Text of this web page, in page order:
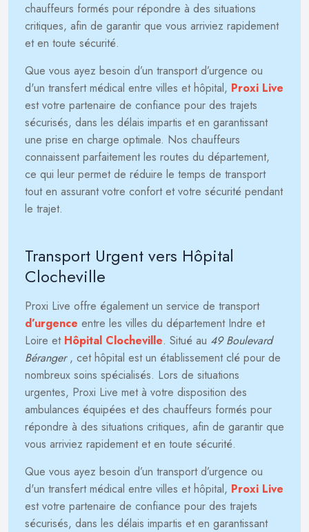
chauffeurs formés pour répondre à des situations
critiques, afin de garantir que vous arriviez rapidement
et en toute sécurité.
Que vous ayez besoin d’un transport d’urgence ou
d'un transfert médical entre villes et hôpital, Proxi Live
est votre partenaire de confiance pour des trajets
sécurisés, dans les délais impartis et en garantissant
une prise en charge optimale. Nos chauffeurs
connaissent parfaitement les routes du département,
ce qui leur permet de réduire le temps de transport
tout en assurant votre confort et votre sécurité pendant
le trajet.
Transport Urgent vers Hôpital
Clocheville
Proxi Live offre également un service de transport
d’urgence entre les villes du département Indre et
Loire et Hôpital Clocheville. Situé au 49 Boulevard
Béranger, cet hôpital est un établissement clé pour de
nombreux soins spécialisés. Lors de situations
urgentes, Proxi Live met à votre disposition des
ambulances équipées et des chauffeurs formés pour
répondre à des situations critiques, afin de garantir que
vous arriviez rapidement et en toute sécurité.
Que vous ayez besoin d’un transport d’urgence ou
d'un transfert médical entre villes et hôpital, Proxi Live
est votre partenaire de confiance pour des trajets
sécurisés, dans les délais impartis et en garantissant